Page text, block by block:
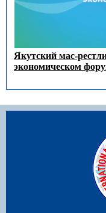
Якутский мас-
экономическом